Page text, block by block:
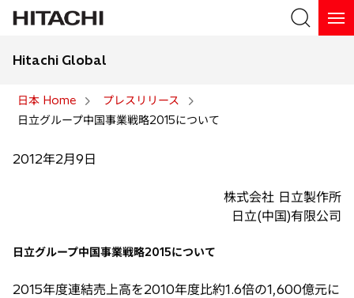
Hitachi Global
日本 Home
プレスリリース
日立グループ中国事業戦略2015について
2012年2月9日
株式会社 日立製作所
日立(中国)有限公司
日立グループ中国事業戦略2015について
2015年度連結売上高を2010年度比約1.6倍の1,600億元に